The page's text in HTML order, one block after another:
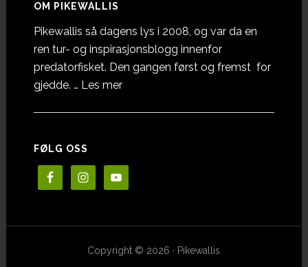
OM PIKEWALLIS
Pikewallis så dagens lys i 2008, og var da en
ren tur- og inspirasjonsblogg innenfor
predatorfisket. Den gangen først og fremst for
gjedde. … Les meromOm
FØLG OSS
Copyright © 2026 · Pikewallis